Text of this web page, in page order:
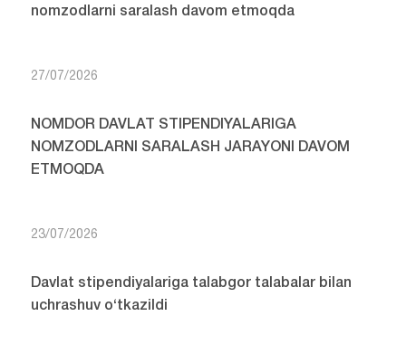
nomzodlarni saralash davom etmoqda
27/07/2026
NOMDOR DAVLAT STIPENDIYALARIGA
NOMZODLARNI SARALASH JARAYONI DAVOM
ETMOQDA
23/07/2026
Davlat stipendiyalariga talabgor talabalar bilan
uchrashuv o‘tkazildi